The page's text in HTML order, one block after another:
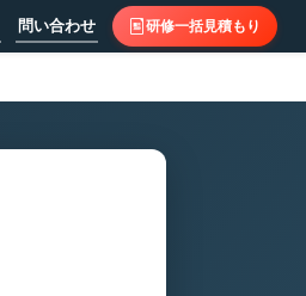
問い合わせ 研修一括見積もり